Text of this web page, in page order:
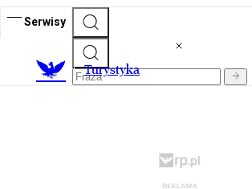
Serwisy
Turystyka